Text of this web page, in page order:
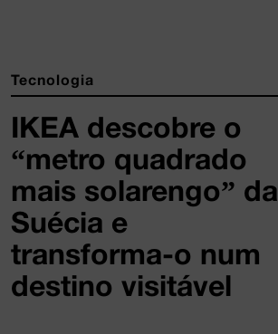
Tecnologia
IKEA descobre o
“metro quadrado
mais solarengo” da
Suécia e
transforma-o num
destino visitável